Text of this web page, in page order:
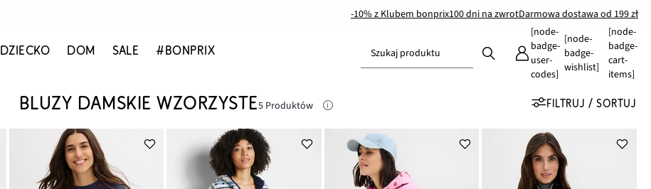
-10% z Klubem bonprix100 dni na zwrotDarmowa dostawa od 199 zł
DZIECKO DOM SALE #BONPRIX Szukaj produktu
[node-
badge-
user-
codes]
[node-
badge-
wishlist]
[node-
badge-
cart-
items]
BLUZY DAMSKIE WZORZYSTE5 Produktów FILTRUJ / SORTUJ